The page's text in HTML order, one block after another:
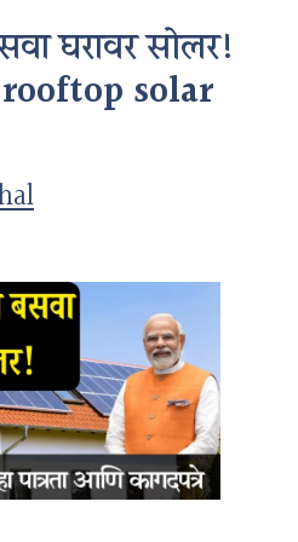
घरावर सोलर!
solar